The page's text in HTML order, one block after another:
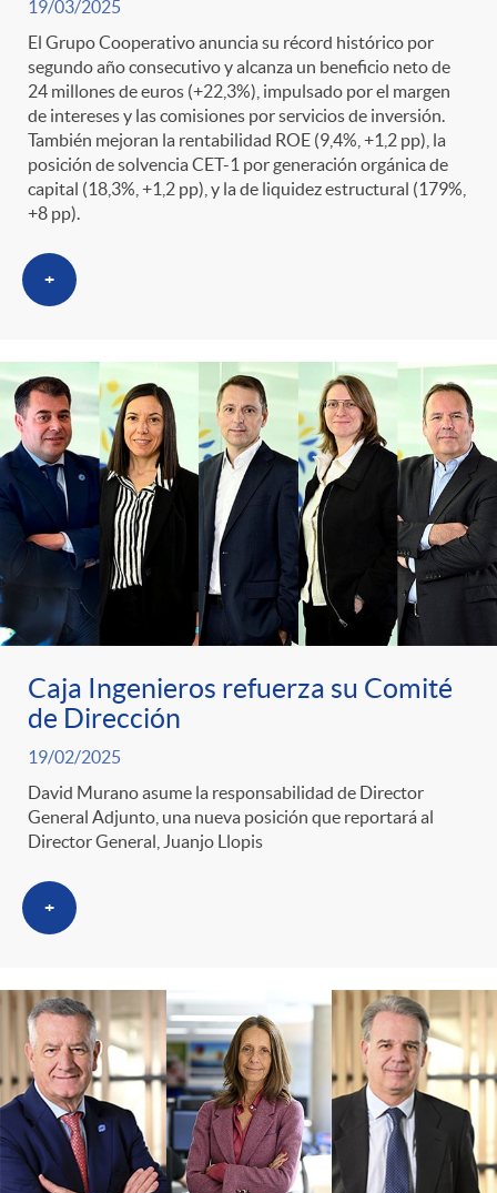
19/03/2025
El Grupo Cooperativo anuncia su récord histórico por
segundo año consecutivo y alcanza un beneficio neto de
24 millones de euros (+22,3%), impulsado por el margen
de intereses y las comisiones por servicios de inversión.
También mejoran la rentabilidad ROE (9,4%, +1,2 pp), la
posición de solvencia CET-1 por generación orgánica de
capital (18,3%, +1,2 pp), y la de liquidez estructural (179%,
+8 pp).
+
Caja Ingenieros refuerza su Comité
de Dirección
19/02/2025
David Murano asume la responsabilidad de Director
General Adjunto, una nueva posición que reportará al
Director General, Juanjo Llopis
+